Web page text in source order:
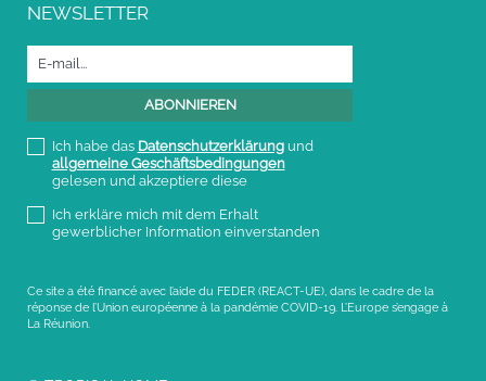
NEWSLETTER
Ich habe das Datenschutzerklärungund
allgemeine Geschäftsbedingungen
gelesen und akzeptiere diese
Ich erkläre mich mit dem Erhalt
gewerblicher Information einverstanden
Ce site a été financé avec l’aide du FEDER (REACT-UE), dans le cadre de la
réponse de l’Union européenne à la pandémie COVID-19. L’Europe s’engage à
La Réunion.